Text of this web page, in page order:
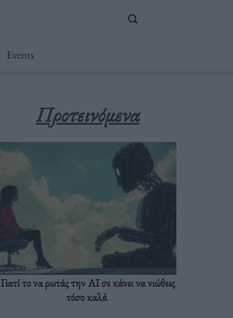
Events
Προτεινόμενα
Γιατί το να ρωτάς την AI σε κάνει να νιώθεις
τόσο καλά